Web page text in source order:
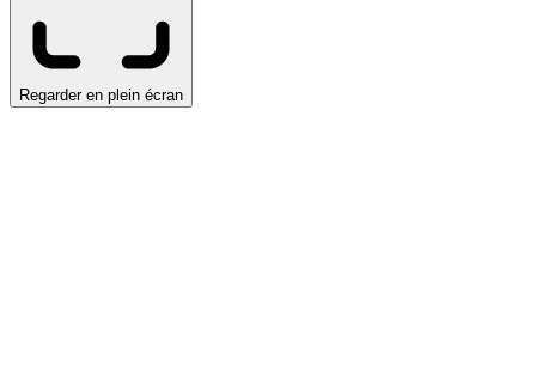
Regarder en plein écran